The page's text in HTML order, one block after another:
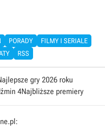
PORADY
FILMY I SERIALE
RSS
gry 2026 roku
4Najbliższe premiery